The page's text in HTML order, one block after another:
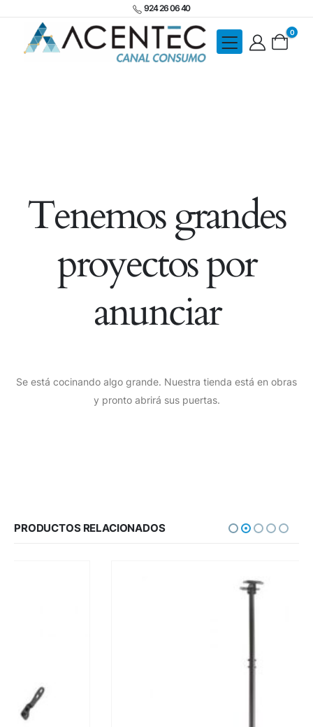
924 26 06 40
0
Tenemos grandes
proyectos por
anunciar
Se está cocinando algo grande. Nuestra tienda está en obras
y pronto abrirá sus puertas.
PRODUCTOS RELACIONADOS